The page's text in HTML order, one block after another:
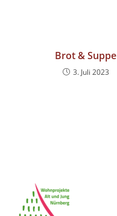
Brot & Suppe
3. Juli 2023